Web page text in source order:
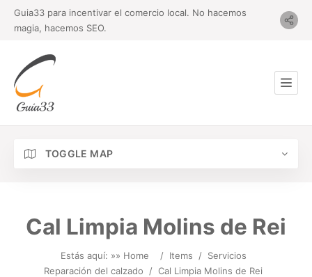
Guia33 para incentivar el comercio local. No hacemos
magia, hacemos SEO.
TOGGLE MAP
Cal Limpia Molins de Rei
Estás aquí: »» Home / Items / Servicios
Reparación del calzado
/ Cal Limpia Molins de Rei